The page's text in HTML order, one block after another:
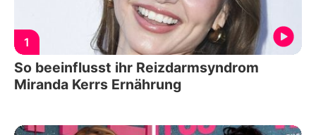
1
So beeinflusst ihr Reizdarmsyndrom
Miranda Kerrs Ernährung